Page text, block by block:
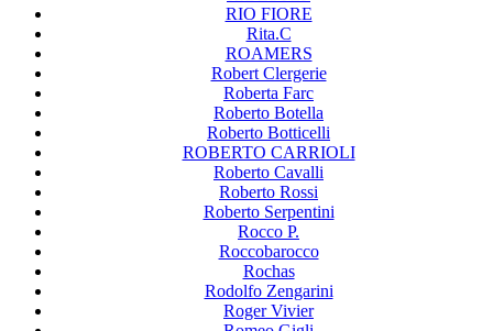
RIO FIORE
Rita.C
ROAMERS
Robert Clergerie
Roberta Farc
Roberto Botella
Roberto Botticelli
ROBERTO CARRIOLI
Roberto Cavalli
Roberto Rossi
Roberto Serpentini
Rocco P.
Roccobarocco
Rochas
Rodolfo Zengarini
Roger Vivier